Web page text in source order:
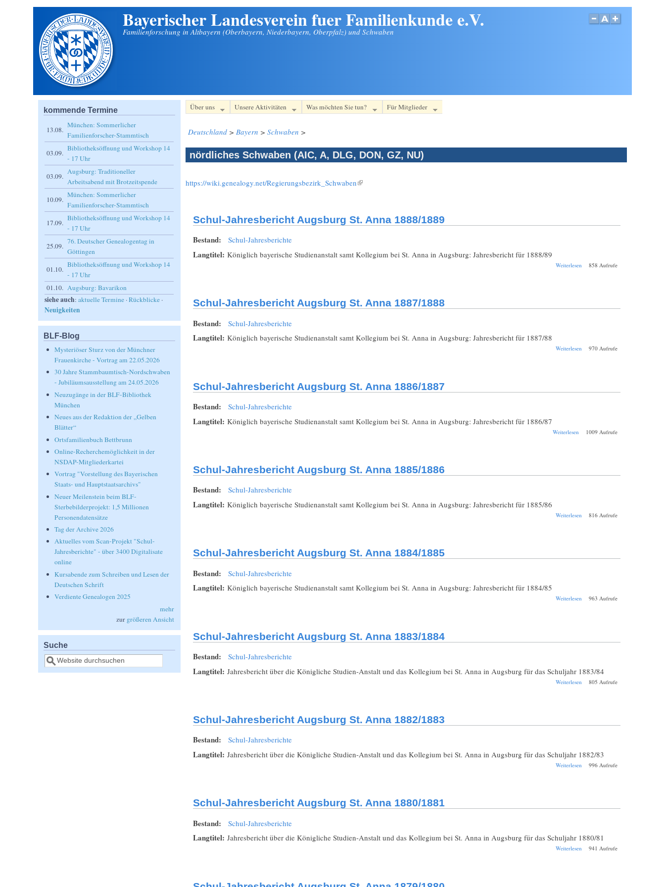
Bayerischer Landesverein fuer Familienkunde e.V.
Familienforschung in Altbayern (Oberbayern, Niederbayern, Oberpfalz) und Schwaben
Über uns Unsere Aktivitäten Was möchten Sie tun? Für Mitglieder
Deutschland> Bayern > Schwaben >
nördliches Schwaben (AIC, A, DLG, DON, GZ, NU)
https://wiki.genealogy.net/Regierungsbezirk_Schwaben(Link ist extern)
Schul-Jahresbericht Augsburg St. Anna 1888/1889
Bestand: Schul-Jahresberichte
Langtitel: Königlich bayerische Studienanstalt samt Kollegium bei St. Anna in Augsburg: Jahresbericht für 1888/89
Weiterlesen über Schul-
858 Aufrufe
Schul-Jahresbericht Augsburg St. Anna 1887/1888
Bestand: Schul-Jahresberichte
Langtitel: Königlich bayerische Studienanstalt samt Kollegium bei St. Anna in Augsburg: Jahresbericht für 1887/88
Weiterlesen über Schul-
970 Aufrufe
Schul-Jahresbericht Augsburg St. Anna 1886/1887
Bestand: Schul-Jahresberichte
Langtitel: Königlich bayerische Studienanstalt samt Kollegium bei St. Anna in Augsburg: Jahresbericht für 1886/87
Weiterlesen über Schul-
1009 Aufrufe
Schul-Jahresbericht Augsburg St. Anna 1885/1886
Bestand: Schul-Jahresberichte
Langtitel: Königlich bayerische Studienanstalt samt Kollegium bei St. Anna in Augsburg: Jahresbericht für 1885/86
Weiterlesen über Schul-
816 Aufrufe
Schul-Jahresbericht Augsburg St. Anna 1884/1885
Bestand: Schul-Jahresberichte
Langtitel: Königlich bayerische Studienanstalt samt Kollegium bei St. Anna in Augsburg: Jahresbericht für 1884/85
Weiterlesen über Schul-
963 Aufrufe
Schul-Jahresbericht Augsburg St. Anna 1883/1884
Bestand: Schul-Jahresberichte
Langtitel: Jahresbericht über die Königliche Studien-Anstalt und das Kollegium bei St. Anna in Augsburg für das Schuljahr 1883/84
Weiterlesen über Schul-
805 Aufrufe
Schul-Jahresbericht Augsburg St. Anna 1882/1883
Bestand: Schul-Jahresberichte
Langtitel: Jahresbericht über die Königliche Studien-Anstalt und das Kollegium bei St. Anna in Augsburg für das Schuljahr 1882/83
Weiterlesen über Schul-
996 Aufrufe
Schul-Jahresbericht Augsburg St. Anna 1880/1881
Bestand: Schul-Jahresberichte
Langtitel: Jahresbericht über die Königliche Studien-Anstalt und das Kollegium bei St. Anna in Augsburg für das Schuljahr 1880/81
Weiterlesen über Schul-
941 Aufrufe
kommende Termine
13.08.
München: Sommerlicher
Familienforscher-Stammtisch
03.09.
Bibliotheksöffnung und Workshop 14
- 17 Uhr
03.09.
Augsburg: Traditioneller
Arbeitsabend mit Brotzeitspende
10.09.
München: Sommerlicher
Familienforscher-Stammtisch
17.09.
Bibliotheksöffnung und Workshop 14
- 17 Uhr
25.09.
76. Deutscher Genealogentag in
Göttingen
01.10.
Bibliotheksöffnung und Workshop 14
- 17 Uhr
01.10. Augsburg: Bavarikon
siehe auch:aktuelle Termine ·Rückblicke ·
Neuigkeiten
BLF-Blog
Mysteriöser Sturz von der Münchner
Frauenkirche - Vortrag am 22.05.2026
30 Jahre Stammbaumtisch-Nordschwaben
- Jubiläumsausstellung am 24.05.2026
Neuzugänge in der BLF-Bibliothek
München
Neues aus der Redaktion der „Gelben
Blätter“
Ortsfamilienbuch Bettbrunn
Online-Recherchemöglichkeit in der
NSDAP-Mitgliederkartei
Vortrag "Vorstellung des Bayerischen
Staats- und Hauptstaatsarchivs"
Neuer Meilenstein beim BLF-
Sterbebilderprojekt: 1,5 Millionen
Personendatensätze
Tag der Archive 2026
Aktuelles vom Scan-Projekt "Schul-
Jahresberichte" - über 3400 Digitalisate
online
Kursabende zum Schreiben und Lesen der
Deutschen Schrift
Verdiente Genealogen 2025
mehr
zur größeren Ansicht
Suche
Suche